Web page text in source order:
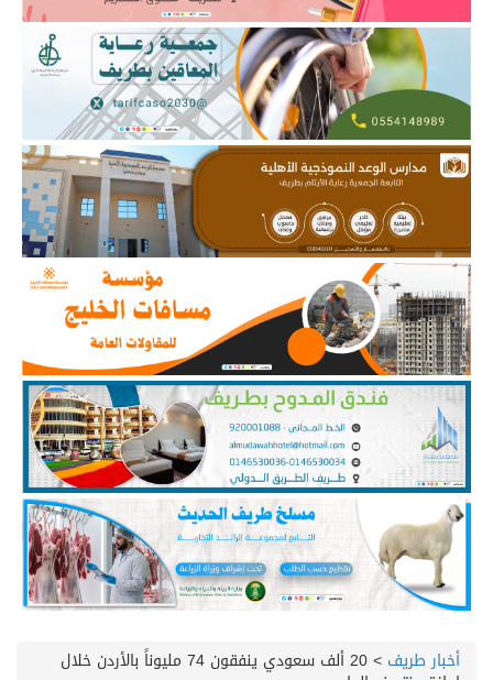
أخبار طريف > 20 ألف سعودي ينفقون 74 مليوناً بالأردن خلال